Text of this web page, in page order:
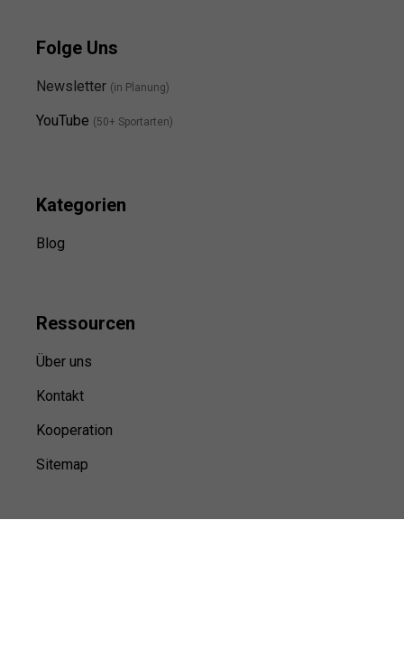
Folge Uns
Newsletter (in Planung)
YouTube (50+ Sportarten)
Kategorien
Blog
Ressourcen
Über uns
Kontakt
Kooperation
Sitemap